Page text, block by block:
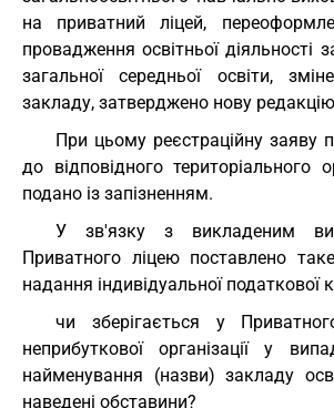
на приватний ліцей,
провадження освітньої діяльності
загальної середньої освіти,
закладу, затверджено нову
При цьому реєстраційну заяву
до відповідного
подано із запізненням.
У зв'язку з викладеним
Приватного ліцею поставлено
надання індивідуальної податкової
чи зберігається у
неприбуткової організації у
найменування (назви) закладу
наведені обставини?